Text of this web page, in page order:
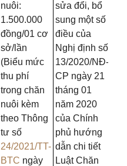
nuôi:
1.500.000
đồng/01 cơ
sở/lần
(Biểu mức
thu phí
trong chăn
nuôi kèm
theo Thông
tư số
24/2021/TT-
BTC ngày
sửa đổi, bổ
sung một số
điều của
Nghị định số
13/2020/NĐ-
CP ngày 21
tháng 01
năm 2020
của Chính
phủ hướng
dẫn chi tiết
Luật Chăn